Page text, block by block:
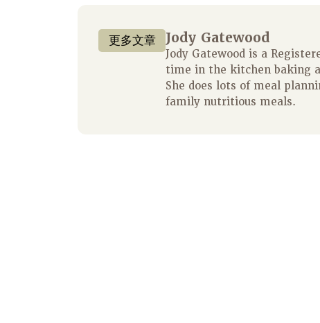
更多文章 Jody Gatewood
Jody Gatewood is a
time in the kitchen baking
She does lots of meal
family nutritious meals.